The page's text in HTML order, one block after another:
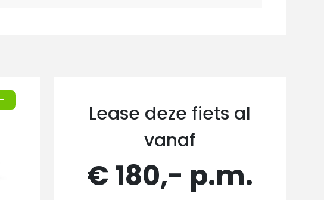
Lease deze fiets al
vanaf
€ 180,- p.m.